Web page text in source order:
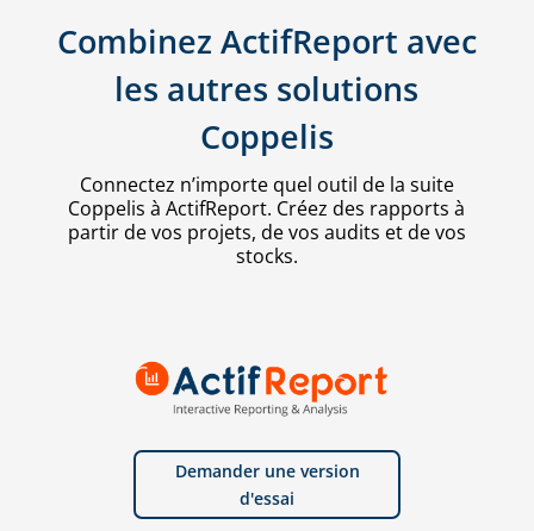
Combinez ActifReport avec
les autres solutions
Coppelis
Connectez n’importe quel outil de la suite
Coppelis à ActifReport. Créez des rapports à
partir de vos projets, de vos audits et de vos
stocks.
Demander une version
d'essai